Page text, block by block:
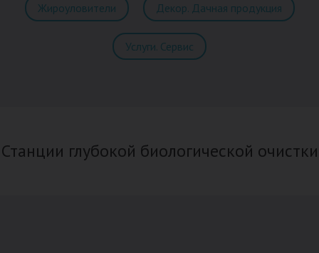
Жироуловители Декор. Дачная продукция
Услуги. Сервис
Станции глубокой биологической очистки